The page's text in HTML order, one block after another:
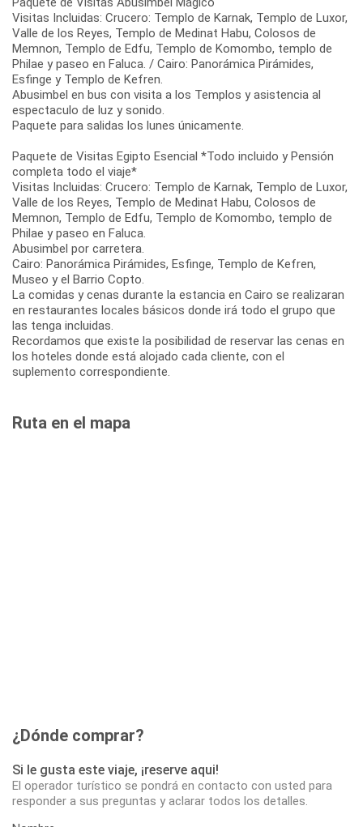
Visitas Incluidas: Crucero: Templo de Karnak, Templo de Luxor,
Valle de los Reyes, Templo de Medinat Habu, Colosos de
Memnon, Templo de Edfu, Templo de Komombo, templo de
Philae y paseo en Faluca. / Cairo: Panorámica Pirámides,
Esfinge y Templo de Kefren.
Abusimbel en bus con visita a los Templos y asistencia al
espectaculo de luz y sonido.
Paquete para salidas los lunes únicamente.
Paquete de Visitas Egipto Esencial *Todo incluido y Pensión
completa todo el viaje*
Visitas Incluidas: Crucero: Templo de Karnak, Templo de Luxor,
Valle de los Reyes, Templo de Medinat Habu, Colosos de
Memnon, Templo de Edfu, Templo de Komombo, templo de
Philae y paseo en Faluca.
Abusimbel por carretera.
Cairo: Panorámica Pirámides, Esfinge, Templo de Kefren,
Museo y el Barrio Copto.
La comidas y cenas durante la estancia en Cairo se realizaran
en restaurantes locales básicos donde irá todo el grupo que
las tenga incluidas.
Recordamos que existe la posibilidad de reservar las cenas en
los hoteles donde está alojado cada cliente, con el
suplemento correspondiente.
Ruta en el mapa
¿Dónde comprar?
Si le gusta este viaje, ¡reserve aqui!
El operador turístico se pondrá en contacto con usted para
responder a sus preguntas y aclarar todos los detalles.